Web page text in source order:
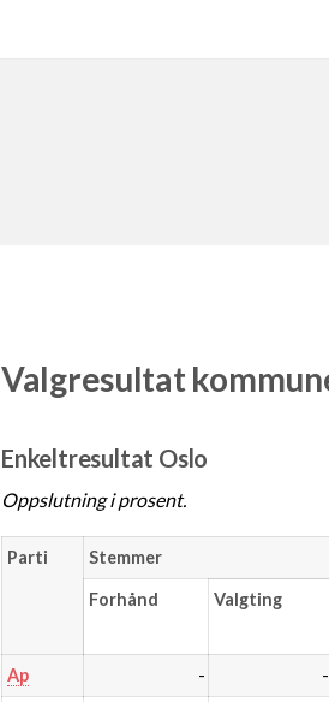
Valgresultat
Enkeltresultat Oslo
Oppslutning i prosent.
Parti Stemmer
Forhånd Valgting
Ap - -